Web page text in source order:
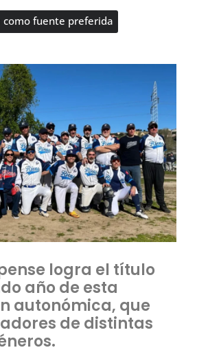
como fuente preferida
logra el título
año de esta
autonómica, que
de distintas